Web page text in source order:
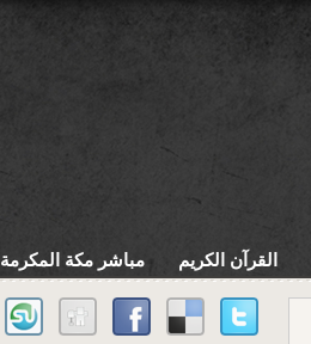
القرآن الكريم مباشر مكة المكرمة